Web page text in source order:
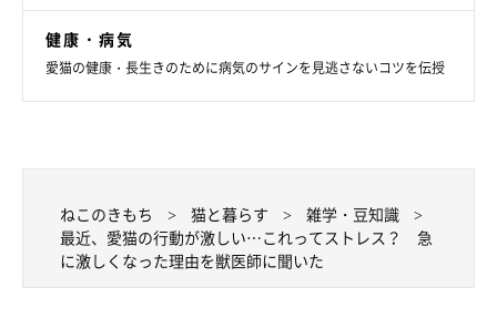
健康・病気
愛猫の健康・長生きのために病気のサインを見逃さないコツを伝授
ねこのきもち 猫と暮らす
雑学・豆知識
最近、愛猫の行動が激しい…これってストレス？ 急
に激しくなった理由を獣医師に聞いた